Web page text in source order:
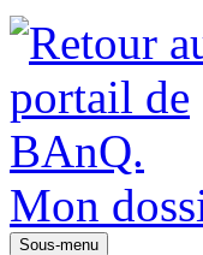
Mon
Sous-menu